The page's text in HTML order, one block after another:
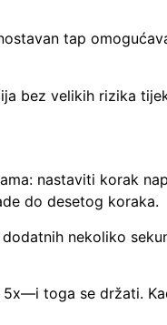
tap
bez velikih rizika
nastaviti korak
do desetog koraka.
nekoliko
toga se držati.